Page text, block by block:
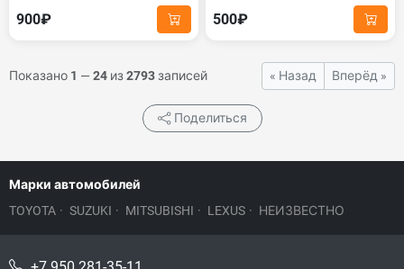
900₽ 500₽
Показано 1 — 24 из2793записей « Назад Вперёд »
Поделиться
Марки автомобилей
TOYOTA · SUZUKI · MITSUBISHI · LEXUS · НЕИЗВЕСТНО